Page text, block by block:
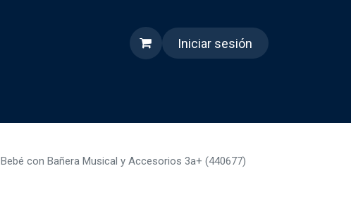
Iniciar sesión
Bebé con Bañera Musical y Accesorios 3a+ (440677)